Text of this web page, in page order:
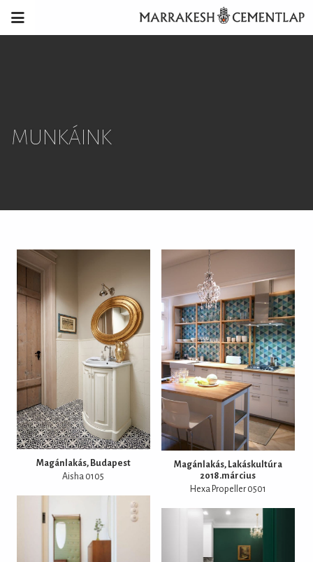
MUNKÁINK
Magánlakás, Budapest
Aisha 0105
Magánlakás, Lakáskultúra
2018.március
Hexa Propeller 0501